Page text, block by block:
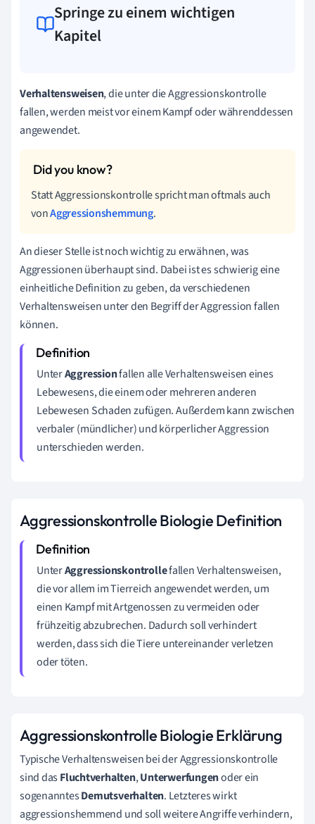
Springe zu einem wichtigen
Kapitel
Verhaltensweisen, die unter die Aggressionskontrolle
fallen, werden meist vor einem Kampf oder währenddessen
angewendet.
Statt Aggressionskontrolle spricht man oftmals auch
vonAggressionshemmung.
An dieser Stelle ist noch wichtig zu erwähnen, was
Aggressionen überhaupt sind. Dabei ist es schwierig eine
einheitliche Definition zu geben, da verschiedenen
Verhaltensweisen unter den Begriff der Aggression fallen
können.
UnterAggressionfallen alle Verhaltensweisen eines
Lebewesens, die einem oder mehreren anderen
Lebewesen Schaden zufügen. Außerdem kann zwischen
verbaler (mündlicher) und körperlicher Aggression
unterschieden werden.
Aggressionskontrolle Biologie Definition
UnterAggressionskontrollefallen Verhaltensweisen,
die vor allem im Tierreich angewendet werden, um
einen Kampf mit Artgenossen zu vermeiden oder
frühzeitig abzubrechen. Dadurch soll verhindert
werden, dass sich die Tiere untereinander verletzen
oder töten.
Aggressionskontrolle Biologie Erklärung
Typische Verhaltensweisen bei der Aggressionskontrolle
sind dasFluchtverhalten,Unterwerfungenoder ein
sogenanntesDemutsverhalten. Letzteres wirkt
aggressionshemmend und soll weitere Angriffe verhindern,